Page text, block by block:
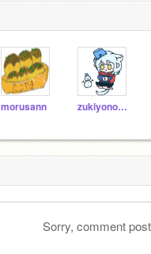
morusann zukiyonokaze
Sorry, comment